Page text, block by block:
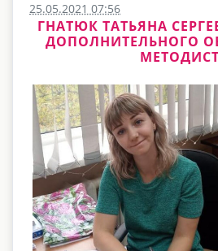
25.05.2021 07:56
ГНАТЮК ТАТЬЯНА
ДОПОЛНИТЕЛЬНОГО